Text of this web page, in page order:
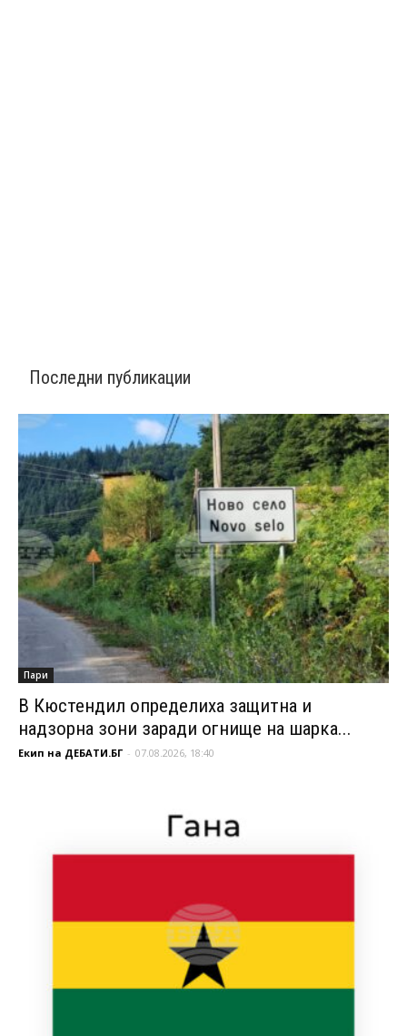
Последни публикации
Пари
В Кюстендил определиха защитна и
надзорна зони заради огнище на шарка...
Екип на ДЕБАТИ.БГ - 07.08.2026, 18:40